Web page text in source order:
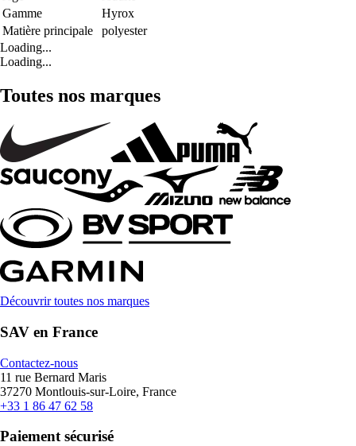
Gamme
Hyrox
Matière principale
polyester
Loading...
Loading...
Toutes nos marques
Découvrir toutes nos marques
SAV en France
Contactez-nous
11 rue Bernard Maris
37270 Montlouis-sur-Loire, France
+33 1 86 47 62 58
Paiement sécurisé